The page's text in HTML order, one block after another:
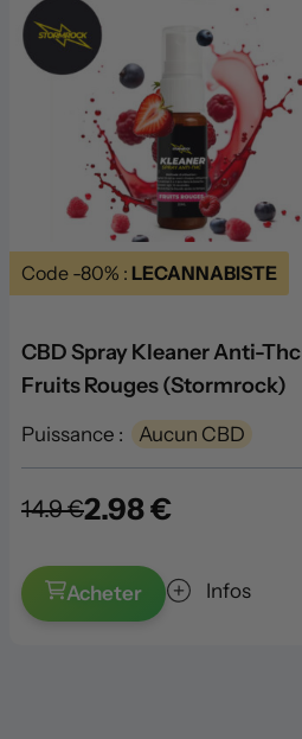
Code -80% : LECANNABISTE
CBD Spray Kleaner Anti-Thc
Fruits Rouges (Stormrock)
Puissance : Aucun CBD
14.9 €2.98 €
Acheter Infos